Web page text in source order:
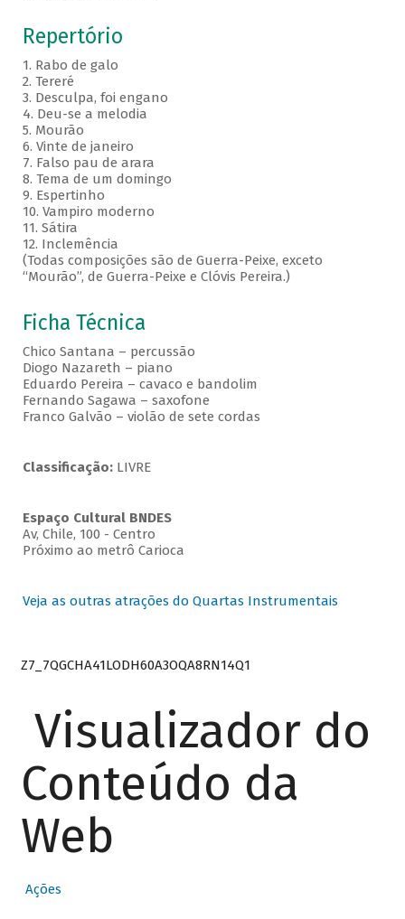
Repertório
1. Rabo de galo
2. Tereré
3. Desculpa, foi engano
4. Deu-se a melodia
5. Mourão
6. Vinte de janeiro
7. Falso pau de arara
8. Tema de um domingo
9. Espertinho
10. Vampiro moderno
11. Sátira
12. Inclemência
(Todas composições são de Guerra-Peixe, exceto
“Mourão”, de Guerra-Peixe e Clóvis Pereira.)
Ficha Técnica
Chico Santana – percussão
Diogo Nazareth – piano
Eduardo Pereira – cavaco e bandolim
Fernando Sagawa – saxofone
Franco Galvão – violão de sete cordas
Classificação: LIVRE
Espaço Cultural BNDES
Av, Chile, 100 - Centro
Próximo ao metrô Carioca
Veja as outras atrações do Quartas Instrumentais
Z7_7QGCHA41LODH60A3OQA8RN14Q1
Visualizador do
Conteúdo da
Web
Ações